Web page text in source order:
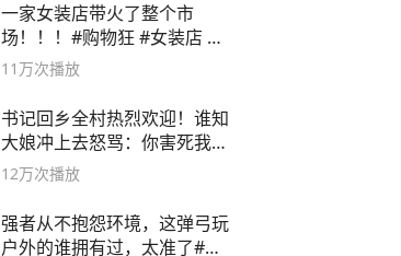
一家女装店带火了整个市
场！！！#购物狂 #女装店 #
高品质女装
11万次播放
书记回乡全村热烈欢迎！谁知
大娘冲上去怒骂：你害死我儿
子
12万次播放
强者从不抱怨环境，这弹弓玩
户外的谁拥有过，太准了#弹